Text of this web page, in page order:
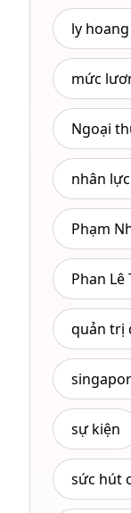
ly
mức
Ngoại
nhân
Phạm
Phan Lê
quản trị
sự kiện
sức hút